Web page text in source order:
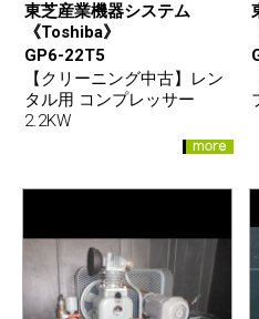
東芝産業機器システム
《Toshiba》
GP6-22T5
【クリーニング中古】レン
タル用 コンプレッサー
2.2KW